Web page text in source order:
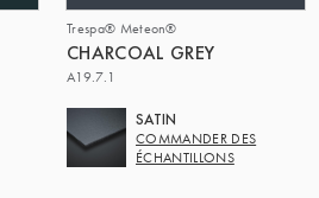
Trespa® Meteon®
CHARCOAL GREY
A19.7.1
SATIN
COMMANDER DES
ÉCHANTILLONS